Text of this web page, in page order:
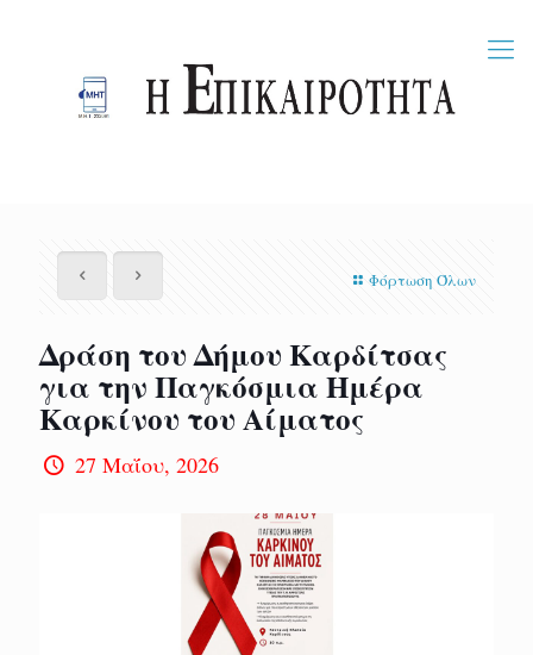
Φόρτωση Όλων
Δράση του Δήμου Καρδίτσας
για την Παγκόσμια Ημέρα
Καρκίνου του Αίματος
27 Μαΐου, 2026